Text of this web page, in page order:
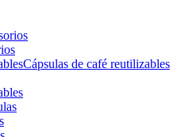
Cápsulas de café reutilizables